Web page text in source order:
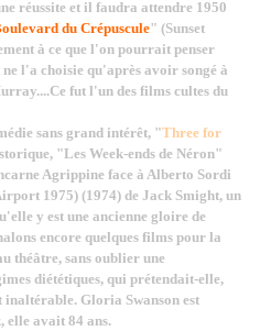
réussite et il faudra attendre 1950
du Crépuscule" (Sunset
à ce que l'on pourrait penser
l'a choisie qu'après avoir songé à
fut l'un des films cultes du
sans grand intérêt, "Three for
"Les Week-ends de Néron"
Agrippine face à Alberto Sordi
1975) (1974) de Jack Smight, un
y est une ancienne gloire de
encore quelques films pour la
théâtre, sans oublier une
diététiques, qui prétendait-elle,
Gloria Swanson est
elle avait 84 ans.